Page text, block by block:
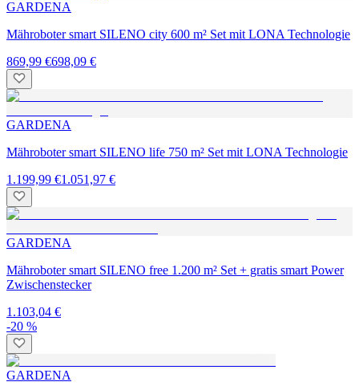
GARDENA
Mähroboter smart SILENO city 600 m² Set mit LONA Technologie
869,99 €698,09 €
GARDENA
Mähroboter smart SILENO life 750 m² Set mit LONA Technologie
1.199,99 €1.051,97 €
GARDENA
Mähroboter smart SILENO free 1.200 m² Set + gratis smart Power
Zwischenstecker
1.103,04 €
-20 %
GARDENA